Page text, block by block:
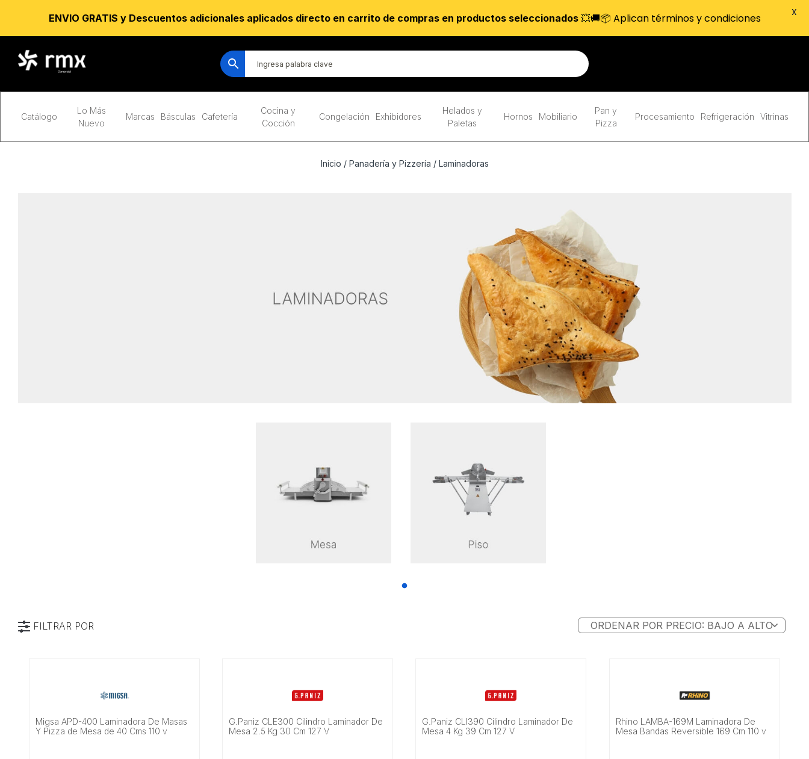
Catálogo
Lo Más
Nuevo
Marcas Básculas Cafetería
Cocina y
Cocción
Congelación Exhibidores
Helados y
Paletas
Hornos Mobiliario
Pan y
Pizza
Procesamiento Refrigeración Vitrinas
Inicio / Panadería y Pizzería / Laminadoras
FILTRAR POR
Características
Migsa APD-400 Laminadora De Masas
Y Pizza de Mesa de 40 Cms 110 v
G.Paniz CLE300 Cilindro Laminador De
Mesa 2.5 Kg 30 Cm 127 V
G.Paniz CLI390 Cilindro Laminador De
Mesa 4 Kg 39 Cm 127 V
Rhino LAMBA-169M Laminadora De
Mesa Bandas Reversible 169 Cm 110 v
ENVIO GRATIS y Descuentos adicionales aplicados directo en carrito de compras en productos seleccionados💥🚚📦 Aplican términos y condiciones X